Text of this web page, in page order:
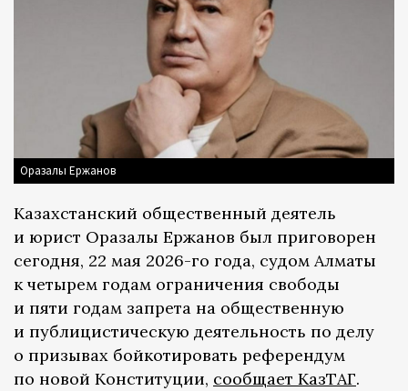
Оразалы Ержанов
Казахстанский общественный деятель
и юрист Оразалы Ержанов был приговорен
сегодня, 22 мая 2026-го года, судом Алматы
к четырем годам ограничения свободы
и пяти годам запрета на общественную
и публицистическую деятельность по делу
о призывах бойкотировать референдум
по новой Конституции, сообщает КазТАГ.